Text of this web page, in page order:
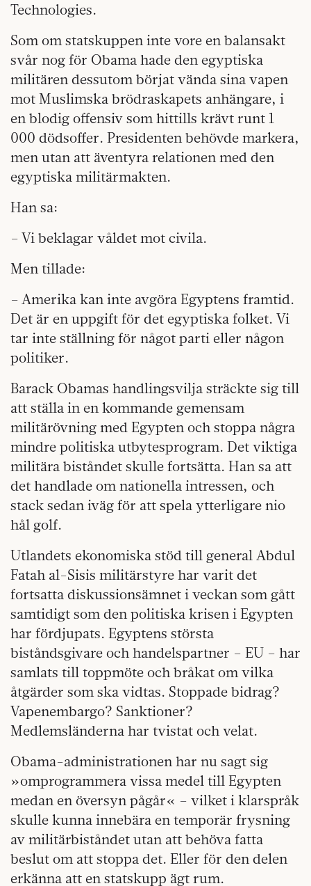
Technologies.
Som om statskuppen inte vore en balansakt
svår nog för Obama hade den egyptiska
militären dessutom börjat vända sina vapen
mot Muslimska brödraskapets anhängare, i
en blodig offensiv som hittills krävt runt 1
000 dödsoffer. Presidenten behövde markera,
men utan att äventyra relationen med den
egyptiska militärmakten.
Han sa:
– Vi beklagar våldet mot civila.
Men tillade:
– Amerika kan inte avgöra Egyptens framtid.
Det är en uppgift för det egyptiska folket. Vi
tar inte ställning för något parti eller någon
politiker.
Barack Obamas handlingsvilja sträckte sig till
att ställa in en kommande gemensam
militärövning med Egypten och stoppa några
mindre politiska utbytesprogram. Det viktiga
militära biståndet skulle fortsätta. Han sa att
det handlade om nationella intressen, och
stack sedan iväg för att spela ytterligare nio
hål golf.
Utlandets ekonomiska stöd till general Abdul
Fatah al-Sisis militärstyre har varit det
fortsatta diskussionsämnet i veckan som gått
samtidigt som den politiska krisen i Egypten
har fördjupats. Egyptens största
biståndsgivare och handelspartner – EU – har
samlats till toppmöte och bråkat om vilka
åtgärder som ska vidtas. Stoppade bidrag?
Vapenembargo? Sanktioner?
Medlemsländerna har tvistat och velat.
Obama-administrationen har nu sagt sig
»omprogrammera vissa medel till Egypten
medan en översyn pågår« – vilket i klarspråk
skulle kunna innebära en temporär frysning
av militärbiståndet utan att behöva fatta
beslut om att stoppa det. Eller för den delen
erkänna att en statskupp ägt rum.